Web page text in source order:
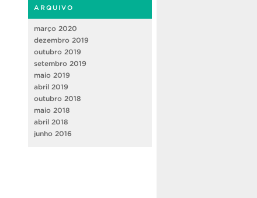
ARQUIVO
março 2020
dezembro 2019
outubro 2019
setembro 2019
maio 2019
abril 2019
outubro 2018
maio 2018
abril 2018
junho 2016